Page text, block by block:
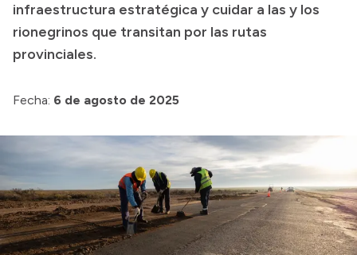
Consulta de expedientes
Consulta de pago a proveedores
Convocatorias
infraestructura estratégica y cuidar a las y los
rionegrinos que transitan por las rutas
provinciales.
Fecha: 6 de agosto de 2025